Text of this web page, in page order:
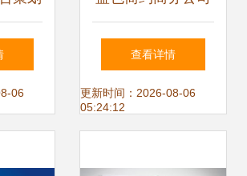
塑造
06
画册封面宣传册形
象封面图片设计素
查看详情
更新时间：2026-08-06
05:24:12